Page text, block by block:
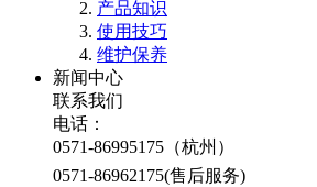
产品知识
使用技巧
维护保养
新闻中心
联系我们
电话：
0571-86995175（杭州）
0571-86962175(售后服务)